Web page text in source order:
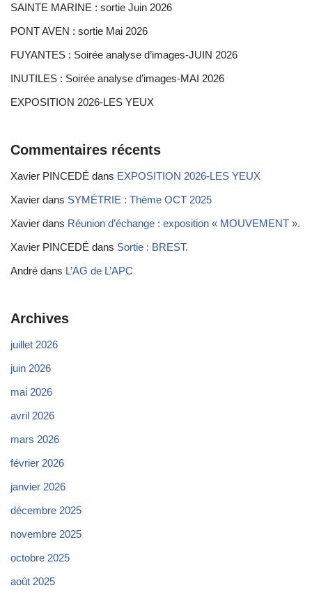
SAINTE MARINE : sortie Juin 2026
PONT AVEN : sortie Mai 2026
FUYANTES : Soirée analyse d’images-JUIN 2026
INUTILES : Soirée analyse d’images-MAI 2026
EXPOSITION 2026-LES YEUX
Commentaires récents
Xavier PINCEDÉ dans EXPOSITION 2026-LES YEUX
Xavier dans SYMÉTRIE : Thème OCT 2025
Xavier dans Réunion d’échange : exposition « MOUVEMENT ».
Xavier PINCEDÉ dans Sortie : BREST.
André dans L’AG de L’APC
Archives
juillet 2026
juin 2026
mai 2026
avril 2026
mars 2026
février 2026
janvier 2026
décembre 2025
novembre 2025
octobre 2025
août 2025